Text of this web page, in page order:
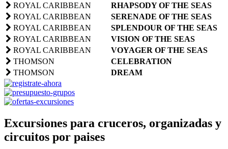
ROYAL CARIBBEAN
RHAPSODY OF THE SEAS
ROYAL CARIBBEAN
SERENADE OF THE SEAS
ROYAL CARIBBEAN
SPLENDOUR OF THE SEAS
ROYAL CARIBBEAN
VISION OF THE SEAS
ROYAL CARIBBEAN
VOYAGER OF THE SEAS
THOMSON
CELEBRATION
THOMSON
DREAM
Excursiones para cruceros, organizadas y
circuitos por paises